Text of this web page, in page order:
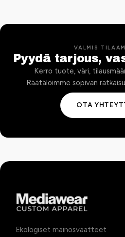
VALMIS
Pyydä tarjous,
Kerro tuote, väri,
Räätälöimme sopivan
OTA
Ekologiset mainosvaatteet